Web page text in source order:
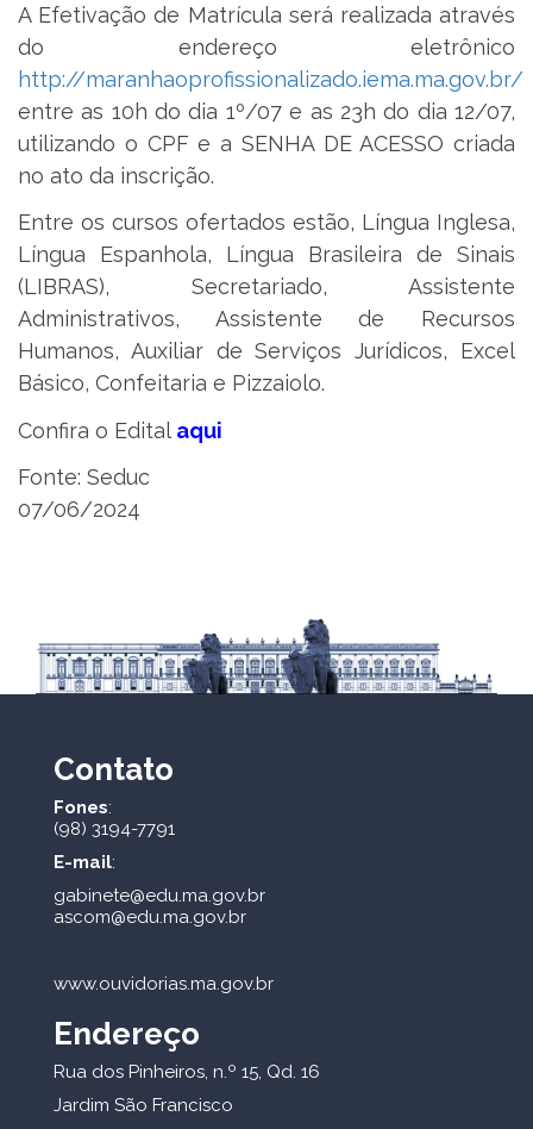
A Efetivação de Matrícula será realizada através
do endereço eletrônico
http://maranhaoprofissionalizado.iema.ma.gov.br/
entre as 10h do dia 1º/07 e as 23h do dia 12/07,
utilizando o CPF e a SENHA DE ACESSO criada
no ato da inscrição.
Entre os cursos ofertados estão, Língua Inglesa,
Língua Espanhola, Língua Brasileira de Sinais
(LIBRAS), Secretariado, Assistente
Administrativos, Assistente de Recursos
Humanos, Auxiliar de Serviços Jurídicos, Excel
Básico, Confeitaria e Pizzaiolo.
Confira o Edital aqui
Fonte: Seduc
07/06/2024
Contato
Fones:
(98) 3194-7791
E-mail:
gabinete@edu.ma.gov.br
ascom@edu.ma.gov.br
www.ouvidorias.ma.gov.br
Endereço
Rua dos Pinheiros, n.º 15, Qd. 16
Jardim São Francisco